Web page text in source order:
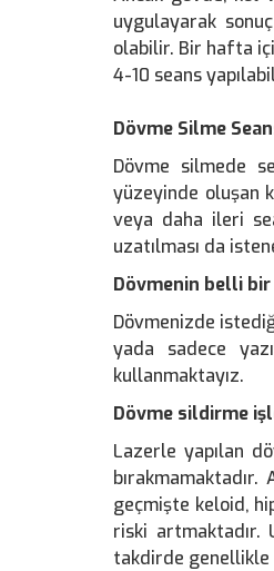
uygulayarak
olabilir. Bir hafta
4-10 seans
Dövme Silme
Dövme silmede
yüzeyinde oluşan
veya daha ileri
uzatılması da
Dövmenin belli
Dövmenizde
yada sadece
kullanmaktayız.
Dövme sildirme
Lazerle yapılan
geçmişte keloid,
riski artmaktadır.
takdirde genellikle